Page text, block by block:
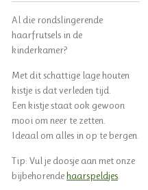
Al die rondslingerende
haarfrutsels in de
kinderkamer?
Met dit schattige lage houten
kistje is dat verleden tijd.
Een kistje staat ook gewoon
mooi om neer te zetten.
Ideaal om alles in op te bergen.
Tip: Vul je doosje aan met onze
bijbehorendehaarspeldjes.